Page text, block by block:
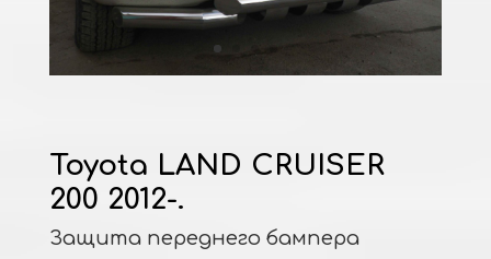
Toyota LAND CRUISER
200 2012-.
Защита переднего бампера